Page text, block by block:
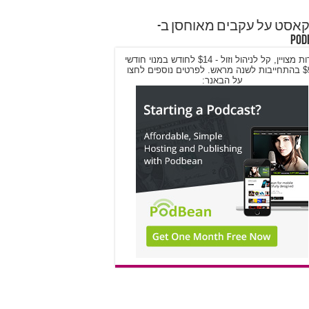
על עקבים מאוחסן ב-
שירות מצויין, קל לניהול וזול - $14 לחודש במנוי חודשי
/ $9 בהתחייבות לשנה מראש. לפרטים נוספים לחצו
על הבאנר: